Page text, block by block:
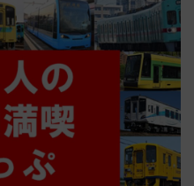
プン。もつ鍋風など限定メニュ
ーも